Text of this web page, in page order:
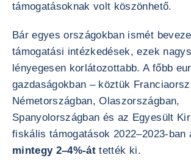
támogatásoknak volt köszönhető.
Bár egyes országokban ismét
támogatási intézkedések, ezek
lényegesen korlátozottabb. A főbb
gazdaságokban – köztük
Németországban, Olaszországban,
Spanyolországban és az Egyesült
fiskális támogatások 2022–2023-ban
mintegy 2–4%-át tették ki.